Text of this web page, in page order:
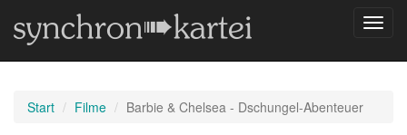
Start Filme Barbie & Chelsea - Dschungel-Abenteuer